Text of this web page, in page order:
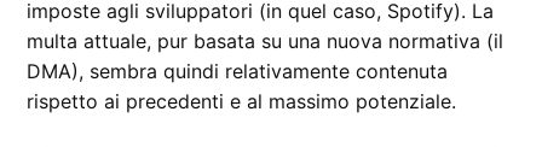
imposte agli sviluppatori (in quel caso, Spotify). La
multa attuale, pur basata su una nuova normativa (il
DMA), sembra quindi relativamente contenuta
rispetto ai precedenti e al massimo potenziale.